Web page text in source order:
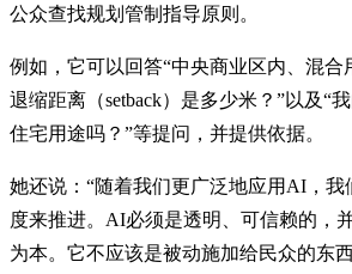
公众查找规划管制指导原则。
例如，它可以回答“中央商业区内、混合
退缩距离（setback）是多少米？”以及“
住宅用途吗？”等提问，并提供依据。
她还说：“随着我们更广泛地应用AI，
度来推进。AI必须是透明、可信赖的，
为本。它不应该是被动施加给民众的东